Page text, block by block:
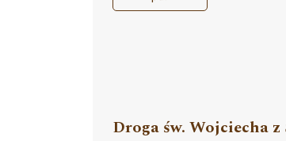
Droga św. Wojciecha